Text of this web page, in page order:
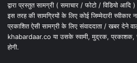
द्वारा प्रस्तुत सामग्री ( समाचार / फोटो / विडियो
इस तरह की सामग्रियों के लिए कोई जिम्मेदारी
प्रकाशित ऐसी सामग्री के लिए संवाददाता / खबर देने
khabardaar.co या उसके स्वामी, मुद्रक, प्रकाशक,
होगी.